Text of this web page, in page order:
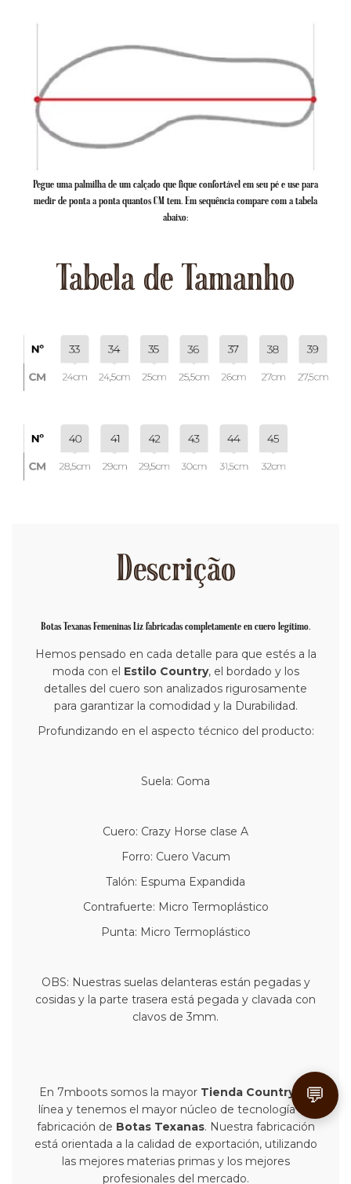
Pegue uma palmilha de um calçado que fique confortável em seu pé e use para
medir de ponta a ponta quantos CM tem. Em sequência compare com a tabela
abaixo:
Tabela de Tamanho
Descrição
Botas Texanas Femeninas Liz fabricadas completamente en cuero legítimo.
Hemos pensado en cada detalle para que estés a la
moda con el Estilo Country, el bordado y los
detalles del cuero son analizados rigurosamente
para garantizar la comodidad y la Durabilidad.
Profundizando en el aspecto técnico del producto:
Suela: Goma
Cuero: Crazy Horse clase A
Forro: Cuero Vacum
Talón: Espuma Expandida
Contrafuerte: Micro Termoplástico
Punta: Micro Termoplástico
OBS: Nuestras suelas delanteras están pegadas y
cosidas y la parte trasera está pegada y clavada con
clavos de 3mm.
En 7mboots somos la mayor Tienda Country
en
línea y tenemos el mayor núcleo de tecnología en
fabricación de Botas Texanas. Nuestra fabricación
está orientada a la calidad de exportación, utilizando
las mejores materias primas y los mejores
profesionales del mercado.
💬